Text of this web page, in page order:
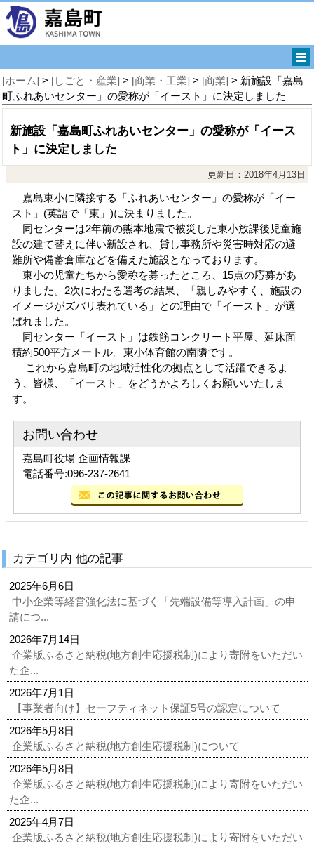
[ホーム] > [しごと・産業] > [商業・工業] > [商業] > 新施設「嘉島
町ふれあいセンター」の愛称が「イースト」に決定しました
新施設「嘉島町ふれあいセンター」の愛称が「イース
ト」に決定しました
更新日：2018年4月13日
嘉島東小に隣接する「ふれあいセンター」の愛称が「イー
スト」(英語で「東」)に決まりました。
同センターは2年前の熊本地震で被災した東小放課後児童施
設の建て替えに伴い新設され、貸し事務所や災害時対応の避
難所や備蓄倉庫などを備えた施設となっております。
東小の児童たちから愛称を募ったところ、15点の応募があ
りました。2次にわたる選考の結果、「親しみやすく、施設の
イメージがズバリ表れている」との理由で「イースト」が選
ばれました。
同センター「イースト」は鉄筋コンクリート平屋、延床面
積約500平方メートル。東小体育館の南隣です。
これから嘉島町の地域活性化の拠点として活躍できるよ
う、皆様、「イースト」をどうかよろしくお願いいたしま
す。
お問い合わせ
嘉島町役場 企画情報課
電話番号:096-237-2641
カテゴリ内 他の記事
2025年6月6日
中小企業等経営強化法に基づく「先端設備等導入計画」の申
請につ...
2026年7月14日
企業版ふるさと納税(地方創生応援税制)により寄附をいただい
た企...
2026年7月1日
【事業者向け】セーフティネット保証5号の認定について
2026年5月8日
企業版ふるさと納税(地方創生応援税制)について
2026年5月8日
企業版ふるさと納税(地方創生応援税制)により寄附をいただい
た企...
2025年4月7日
企業版ふるさと納税(地方創生応援税制)により寄附をいただい